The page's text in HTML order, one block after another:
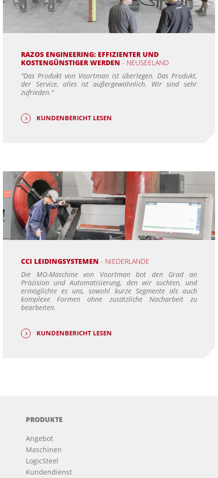
RAZOS ENGINEERING: EFFIZIENTER UND
KOSTENGÜNSTIGER WERDEN- NEUSEELAND
"Das Produkt von Voortman ist überlegen. Das Produkt,
der Service, alles ist außergewöhnlich. Wir sind sehr
zufrieden."
KUNDENBERICHT LESEN
CCI LEIDINGSYSTEMEN- NIEDERLANDE
Die MO-Maschine von Voortman bot den Grad an
Präzision und Automatisierung, den wir suchten, und
ermöglichte es uns, sowohl kurze Segmente als auch
komplexe Formen ohne zusätzliche Nacharbeit zu
bearbeiten.
KUNDENBERICHT LESEN
PRODUKTE
Angebot
Maschinen
LogicSteel
Kundendienst